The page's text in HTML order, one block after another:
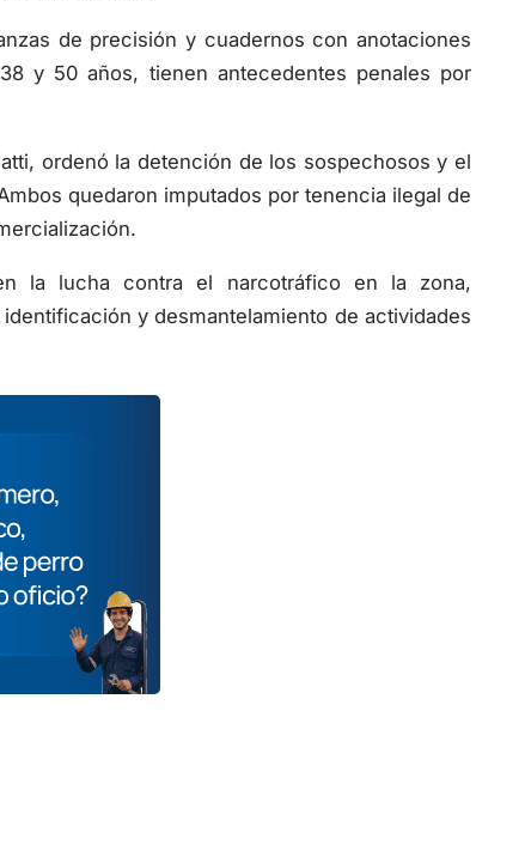
de precisión y cuadernos con anotaciones
y 50 años, tienen antecedentes penales por
quedaron imputados por tenencia ilegal de
y desmantelamiento de actividades